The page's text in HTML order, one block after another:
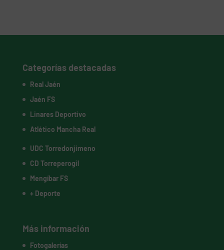
Categorías destacadas
Real Jaén
Jaén FS
Linares Deportivo
Atlético Mancha Real
UDC Torredonjimeno
CD Torreperogil
Mengíbar FS
+ Deporte
Más información
Fotogalerías